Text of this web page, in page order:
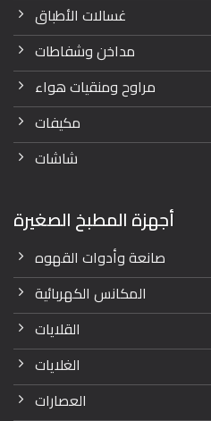
غسالات الأطباق
مداخن وشفاطات
مراوح ومنقيات هواء
مكيفات
شاشات
أجهزة المطبخ الصغيرة
صانعة وأدوات القهوه
المكانس الكهربائية
القلايات
الغلايات
العصارات